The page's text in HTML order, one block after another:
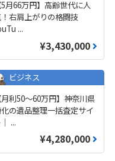
5月66万円】高齢世代に人
右肩上がりの格闘技
...
¥3,430,000
ビジネス
月利50〜60万円】神奈川県
の遺品整理一括査定サイ
...
¥4,280,000